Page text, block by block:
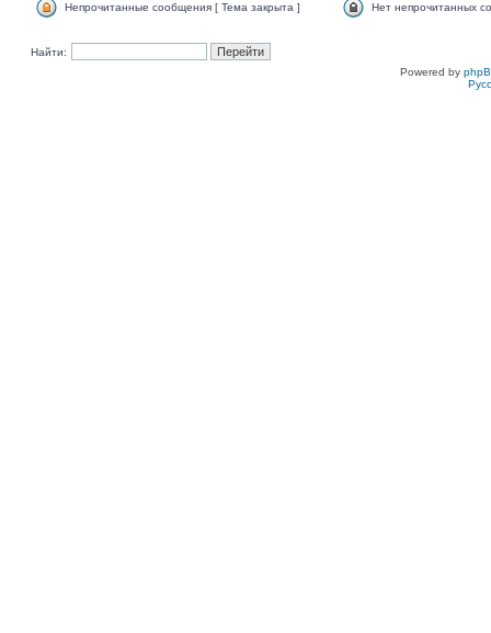
Непрочитанные сообщения [ Тема закрыта ] Нет непрочитанных
Найти:
Powered by